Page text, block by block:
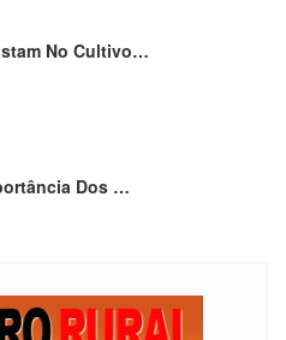
No Cultivo…
Dos …